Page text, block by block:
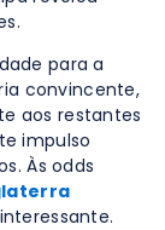
para a
convincente,
aos restantes
impulso
Às odds